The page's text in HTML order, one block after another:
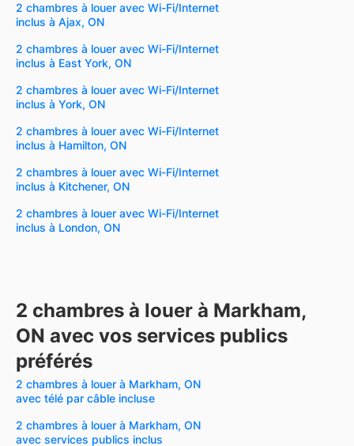
2 chambres à louer avec Wi-Fi/Internet
inclus à Ajax, ON
2 chambres à louer avec Wi-Fi/Internet
inclus à East York, ON
2 chambres à louer avec Wi-Fi/Internet
inclus à York, ON
2 chambres à louer avec Wi-Fi/Internet
inclus à Hamilton, ON
2 chambres à louer avec Wi-Fi/Internet
inclus à Kitchener, ON
2 chambres à louer avec Wi-Fi/Internet
inclus à London, ON
2 chambres à louer à Markham,
ON avec vos services publics
préférés
2 chambres à louer à Markham, ON
avec télé par câble incluse
2 chambres à louer à Markham, ON
avec services publics inclus